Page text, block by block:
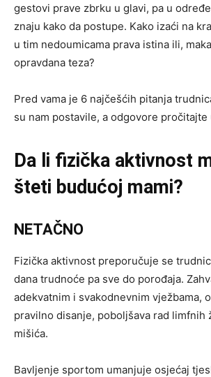
gestovi prave zbrku u glavi, pa u
znaju kako da postupe. Kako izaći na
u tim nedoumicama prava istina ili,
opravdana teza?
Pred vama je 6 najčešćih pitanja
su nam postavile, a odgovore pročitajte
Da li fizička aktivnost
šteti budućoj mami?
NETAČNO
Fizička aktivnost preporučuje se
dana trudnoće pa sve do porođaja.
adekvatnim i svakodnevnim vježbama,
pravilno disanje, poboljšava rad limfnih
mišića.
Bavljenje sportom umanjuje osjećaj